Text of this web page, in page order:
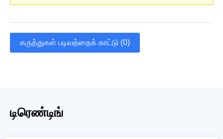
கருத்துகள் படிவத்தைக் காட்டு (0)
டிரெண்டிங்